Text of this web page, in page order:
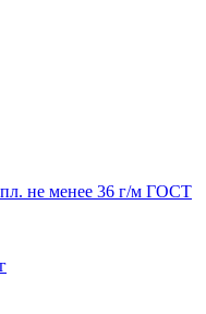
не менее 36 г/м ГОСТ